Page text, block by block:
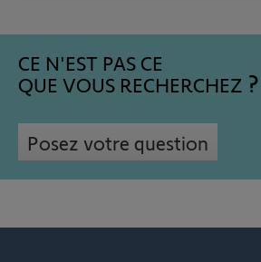
CE N'EST PAS CE
QUE VOUS RECHERCHEZ
Posez votre question